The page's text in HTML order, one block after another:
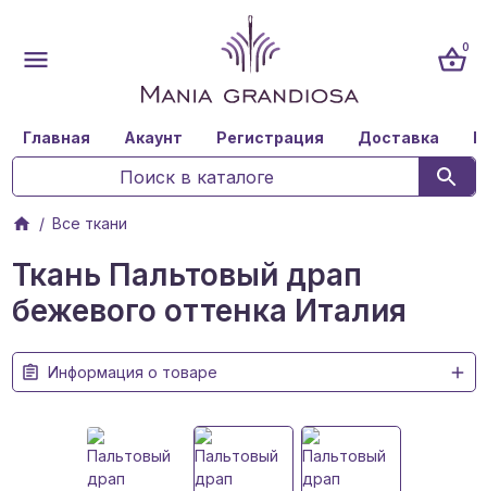
0
Главная Акаунт Регистрация Доставка
Все ткани
Ткань Пальтовый драп
бежевого оттенка Италия
Информация о товаре